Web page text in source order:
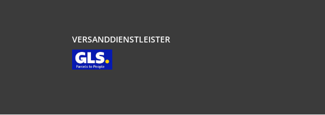
VERSANDDIENSTLEISTER